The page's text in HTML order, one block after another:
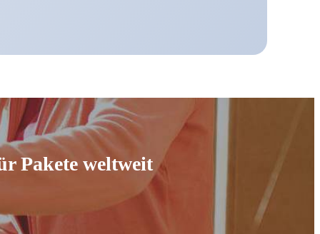
Pakete weltweit